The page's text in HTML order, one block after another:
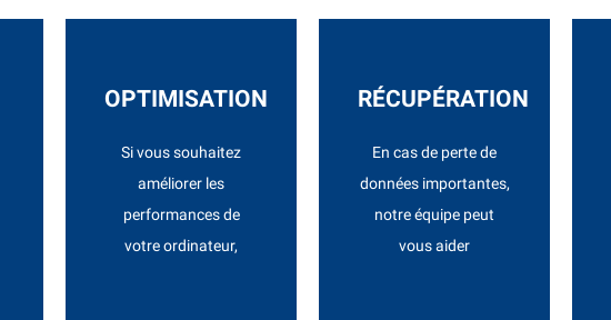
OPTIMISATION
Si vous souhaitez
améliorer les
performances de
votre ordinateur,
RÉCUPÉRATION
En cas de perte de
données importantes,
notre équipe peut
vous aider